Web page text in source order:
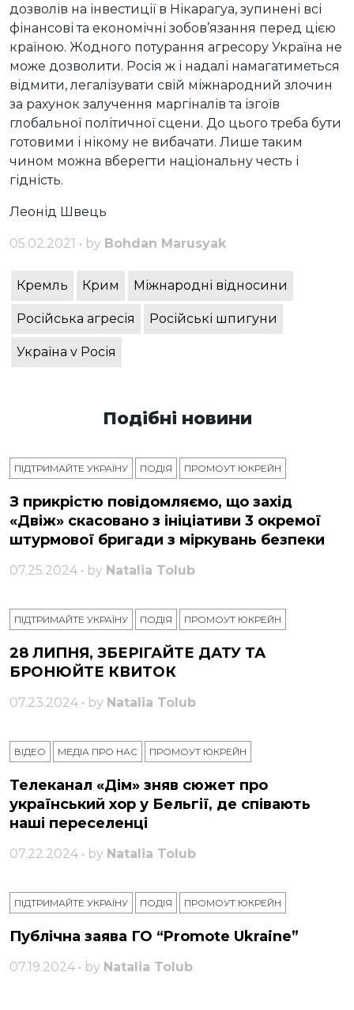
дозволів на інвестиції в Нікарагуа, зупинені всі
фінансові та економічні зобов’язання перед цією
країною. Жодного потурання агресору Україна не
може дозволити. Росія ж і надалі намагатиметься
відмити, легалізувати свій міжнародний злочин
за рахунок залучення маргіналів та ізгоїв
глобальної політичної сцени. До цього треба бути
готовими і нікому не вибачати. Лише таким
чином можна вберегти національну честь і
гідність.
Леонід Швець
05.02.2021 • by Bohdan Marusyak
Кремль Крим Міжнародні відносини
Російська агресія Російські шпигуни
Україна v Росія
Подібні новини
ПІДТРИМАЙТЕ УКРАЇНУ ПОДІЯ ПРОМОУТ ЮКРЕЙН
З прикрістю повідомляємо, що захід
«Двіж» скасовано з ініціативи 3 окремої
штурмової бригади з міркувань безпеки
07.25.2024 • by Natalia Tolub
ПІДТРИМАЙТЕ УКРАЇНУ ПОДІЯ ПРОМОУТ ЮКРЕЙН
28 ЛИПНЯ, ЗБЕРІГАЙТЕ ДАТУ ТА
БРОНЮЙТЕ КВИТОК
07.23.2024 • by Natalia Tolub
ВІДЕО МЕДІА ПРО НАС ПРОМОУТ ЮКРЕЙН
Телеканал «Дім» зняв сюжет про
український хор у Бельгії, де співають
наші переселенці
07.22.2024 • by Natalia Tolub
ПІДТРИМАЙТЕ УКРАЇНУ ПОДІЯ ПРОМОУТ ЮКРЕЙН
Публічна заява ГО “Promote Ukraine”
07.19.2024 • by Natalia Tolub